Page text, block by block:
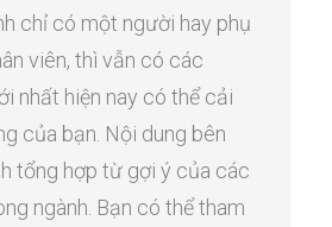
chỉ có một người hay phụ
viên, thì vẫn có các
nhất hiện nay có thể cải
của bạn. Nội dung bên
tổng hợp từ gợi ý của các
ngành. Bạn có thể tham